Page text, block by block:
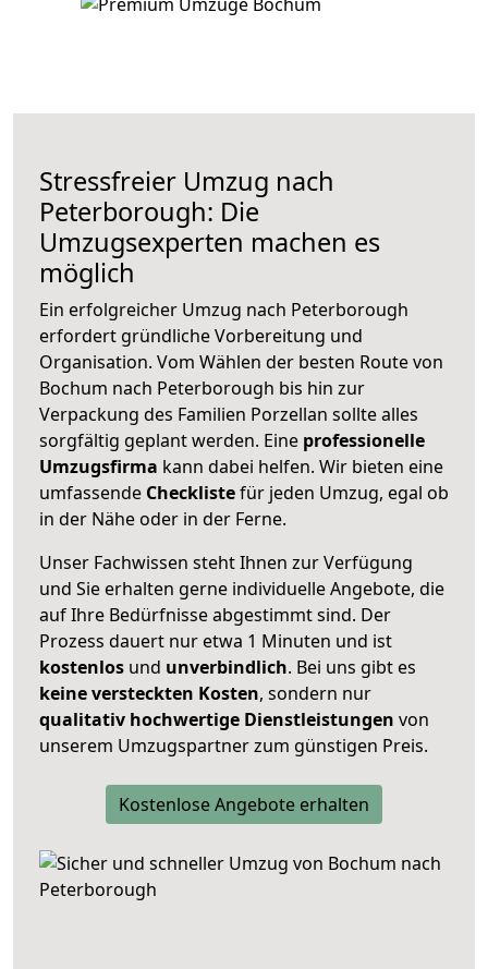
Stressfreier Umzug nach
Peterborough: Die
Umzugsexperten machen es
möglich
Ein erfolgreicher Umzug nach Peterborough
erfordert gründliche Vorbereitung und
Organisation. Vom Wählen der besten Route von
Bochum nach Peterborough bis hin zur
Verpackung des Familien Porzellan sollte alles
sorgfältig geplant werden. Eine professionelle
Umzugsfirma kann dabei helfen. Wir bieten eine
umfassende Checklistefür jeden Umzug, egal ob
in der Nähe oder in der Ferne.
Unser Fachwissen steht Ihnen zur Verfügung
und Sie erhalten gerne individuelle Angebote, die
auf Ihre Bedürfnisse abgestimmt sind. Der
Prozess dauert nur etwa 1 Minuten und ist
kostenlos und unverbindlich. Bei uns gibt es
keine versteckten Kosten, sondern nur
qualitativ hochwertige Dienstleistungen von
unserem Umzugspartner zum günstigen Preis.
Kostenlose Angebote erhalten